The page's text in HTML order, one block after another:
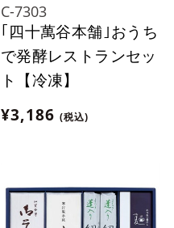
C-7303
｢四十萬谷本舗｣おうち
で発酵レストランセッ
ト【冷凍】
¥3,186 (税込)